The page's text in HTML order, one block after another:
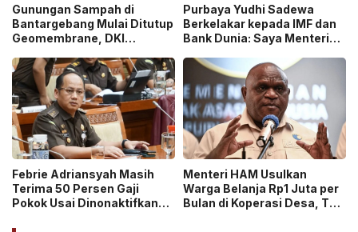
Gunungan Sampah di
Bantargebang Mulai Ditutup
Geomembrane, DKI
Sistem Open Dumping!
Purbaya Yudhi Sadewa
Berkelakar kepada IMF dan
Bank Dunia: Saya Menteri
Beruntung di Dunia!
Febrie Adriansyah Masih
Terima 50 Persen Gaji
Pokok Usai Dinonaktifkan
Menteri HAM Usulkan
Warga Belanja Rp1 Juta per
Bulan di Koperasi Desa, Tuai